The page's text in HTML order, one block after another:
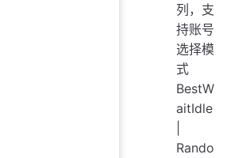
列，支
持账号
选择模
式
BestW
aitIdle
Rando